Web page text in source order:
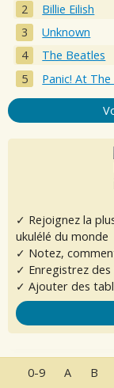
Billie Eilish
Unknown
The Beatles
Panic! At The
✓ Rejoignez la
ukulélé du monde
✓ Notez,
✓ Enregistrez
✓ Ajouter des
0-9 A B